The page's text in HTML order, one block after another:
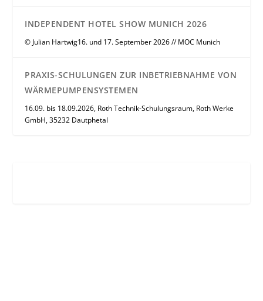
INDEPENDENT HOTEL SHOW MUNICH 2026
© Julian Hartwig16. und 17. September 2026 // MOC Munich
PRAXIS-SCHULUNGEN ZUR INBETRIEBNAHME VON
WÄRMEPUMPENSYSTEMEN
16.09. bis 18.09.2026, Roth Technik-Schulungsraum, Roth Werke
GmbH, 35232 Dautphetal